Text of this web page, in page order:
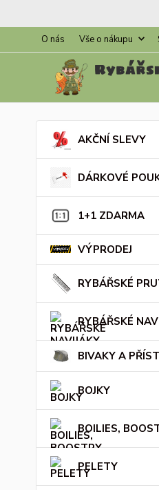
O nás Vše o nákupu
AKČNÍ SLEVY
DÁRKOVÉ
1+1 ZDARMA
VÝPRODEJ
RYBÁŘSKÉ
RYBÁŘSKÉ
BIVAKY A
BOJKY
BOILIES,
PELETY